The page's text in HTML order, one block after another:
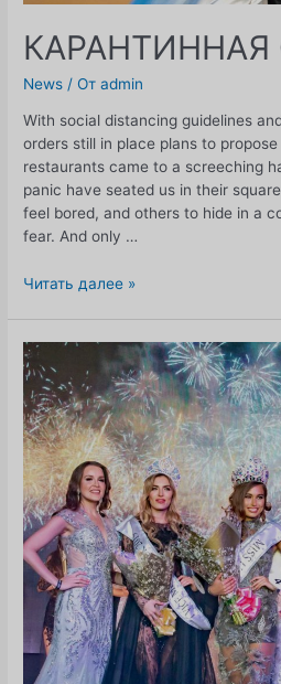
КАРАНТИННАЯ
News / От admin
With social distancing guidelines
orders still in place plans to
restaurants came to a screeching
panic have seated us in their
feel bored, and others to hide in a
fear. And only …
КАРАНТИННАЯ
Читать далее »